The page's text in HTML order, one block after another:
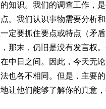
知识。我们的调查工作，
。我们认识事物需要分析
定要抓住要点或特点（矛
那末，仍旧是没有发言权
中日之间。因此，今天无
也各不相同。但是，主要
让他们能够了解你的真意